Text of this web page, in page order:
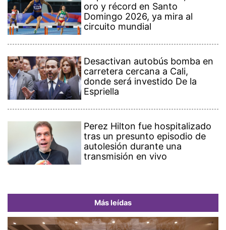
oro y récord en Santo
Domingo 2026, ya mira al
circuito mundial
Desactivan autobús bomba en
carretera cercana a Cali,
donde será investido De la
Espriella
Perez Hilton fue hospitalizado
tras un presunto episodio de
autolesión durante una
transmisión en vivo
Más leídas